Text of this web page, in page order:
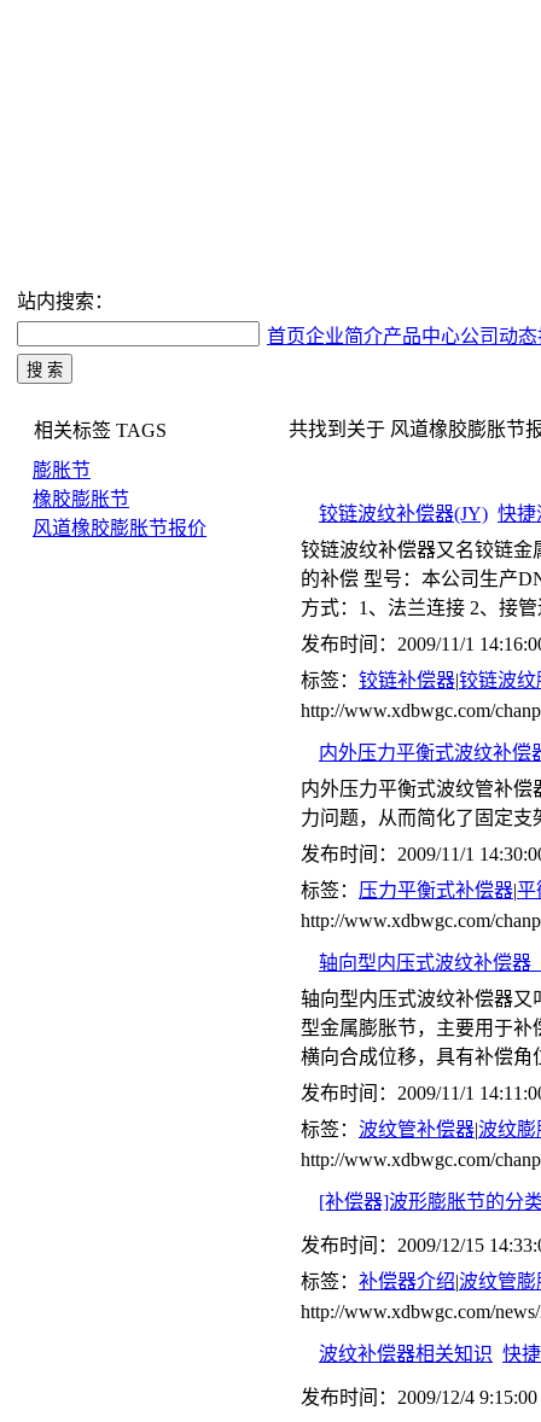
站内搜索：
首页企业简介产品中心公司动态
相关标签 TAGS
膨胀节
橡胶膨胀节
风道橡胶膨胀节报价
共找到关于 风道橡胶膨胀节
铰链波纹补偿器(JY) 快捷
铰链波纹补偿器又名铰链
的补偿 型号：本公司生产
方式：1、法兰连接 2、接
发布时间：2009/11/1
标签： 铰链补偿器|铰链波纹
http://www.xdbwgc.com/
内外压力平衡式波纹补偿
内外压力平衡式波纹管补
力问题，从而简化了固定
发布时间：2009/11/1
标签： 压力平衡式补偿器|平
http://www.xdbwgc.com/
轴向型内压式波纹补偿器
轴向型内压式波纹补偿器
型金属膨胀节，主要用于
横向合成位移，具有补偿
发布时间：2009/11/1
标签： 波纹管补偿器|波纹膨
http://www.xdbwgc.com/
[补偿器]波形膨胀节的分
发布时间：2009/12/15
标签： 补偿器介绍|波纹管膨
http://www.xdbwgc.com/
波纹补偿器相关知识 快
发布时间：2009/12/4 9:15:00